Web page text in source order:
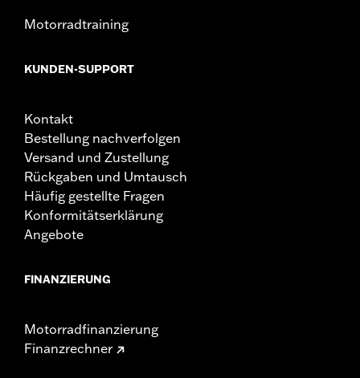
Motorradtraining
KUNDEN-SUPPORT
Kontakt
Bestellung nachverfolgen
Versand und Zustellung
Rückgaben und Umtausch
Häufig gestellte Fragen
Konformitätserklärung
Angebote
FINANZIERUNG
Motorradfinanzierung
Finanzrechner